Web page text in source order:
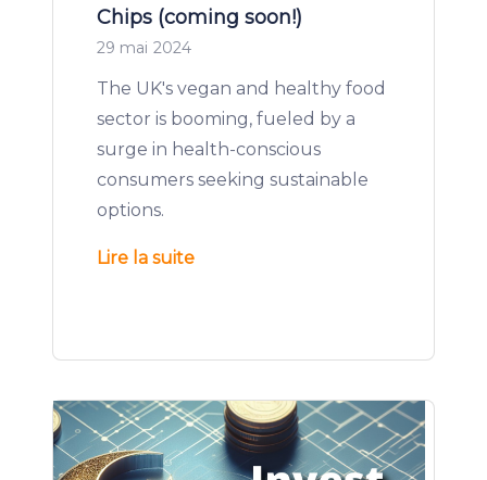
Chips (coming soon!)
29 mai 2024
The UK's vegan and healthy food
sector is booming, fueled by a
surge in health-conscious
consumers seeking sustainable
options.
Lire la suite